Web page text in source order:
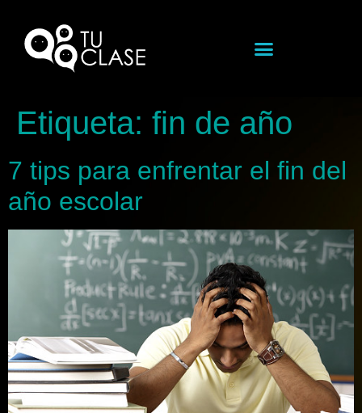
Etiqueta: fin de año
7 tips para enfrentar el fin del
año escolar